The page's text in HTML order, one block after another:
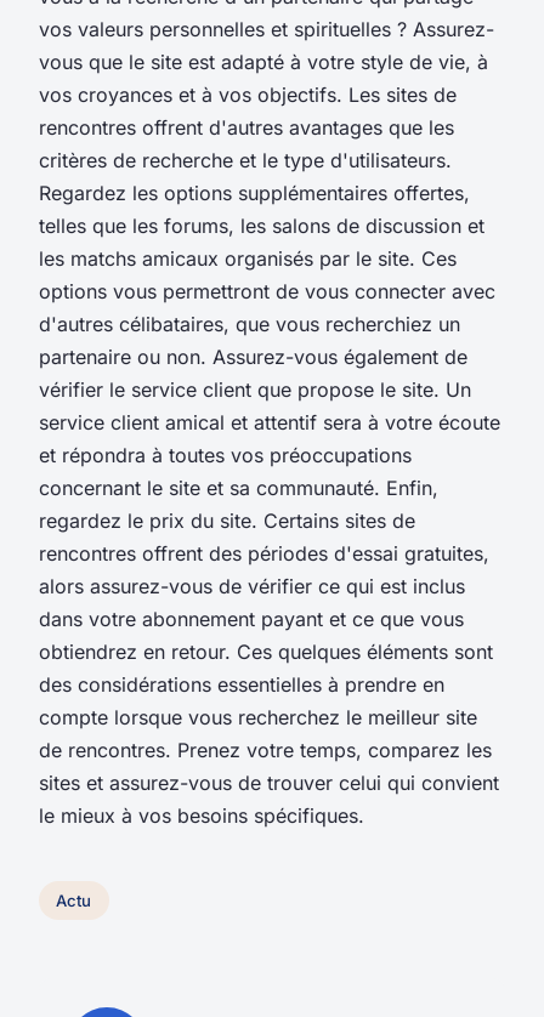
vos valeurs personnelles et spirituelles ? Assurez-
vous que le site est adapté à votre style de vie, à
vos croyances et à vos objectifs. Les sites de
rencontres offrent d'autres avantages que les
critères de recherche et le type d'utilisateurs.
Regardez les options supplémentaires offertes,
telles que les forums, les salons de discussion et
les matchs amicaux organisés par le site. Ces
options vous permettront de vous connecter avec
d'autres célibataires, que vous recherchiez un
partenaire ou non. Assurez-vous également de
vérifier le service client que propose le site. Un
service client amical et attentif sera à votre écoute
et répondra à toutes vos préoccupations
concernant le site et sa communauté. Enfin,
regardez le prix du site. Certains sites de
rencontres offrent des périodes d'essai gratuites,
alors assurez-vous de vérifier ce qui est inclus
dans votre abonnement payant et ce que vous
obtiendrez en retour. Ces quelques éléments sont
des considérations essentielles à prendre en
compte lorsque vous recherchez le meilleur site
de rencontres. Prenez votre temps, comparez les
sites et assurez-vous de trouver celui qui convient
le mieux à vos besoins spécifiques.
Actu